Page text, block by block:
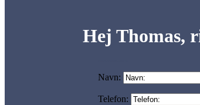
Hej Thomas,
Navn:
Telefon: